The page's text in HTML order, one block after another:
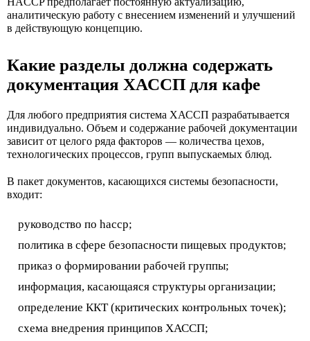
аналитическую работу с внесением изменений и улучшений
в действующую концепцию.
Какие разделы должна содержать
документация ХАССП для кафе
Для любого предприятия система ХАССП разрабатывается
индивидуально. Объем и содержание рабочей документации
зависит от целого ряда факторов — количества цехов,
технологических процессов, групп выпускаемых блюд.
В пакет документов, касающихся системы безопасности,
входит:
руководство по haccp;
политика в сфере безопасности пищевых продуктов;
приказ о формировании рабочей группы;
информация, касающаяся структуры организации;
определение ККТ (критических контрольных точек);
схема внедрения принципов ХАССП;